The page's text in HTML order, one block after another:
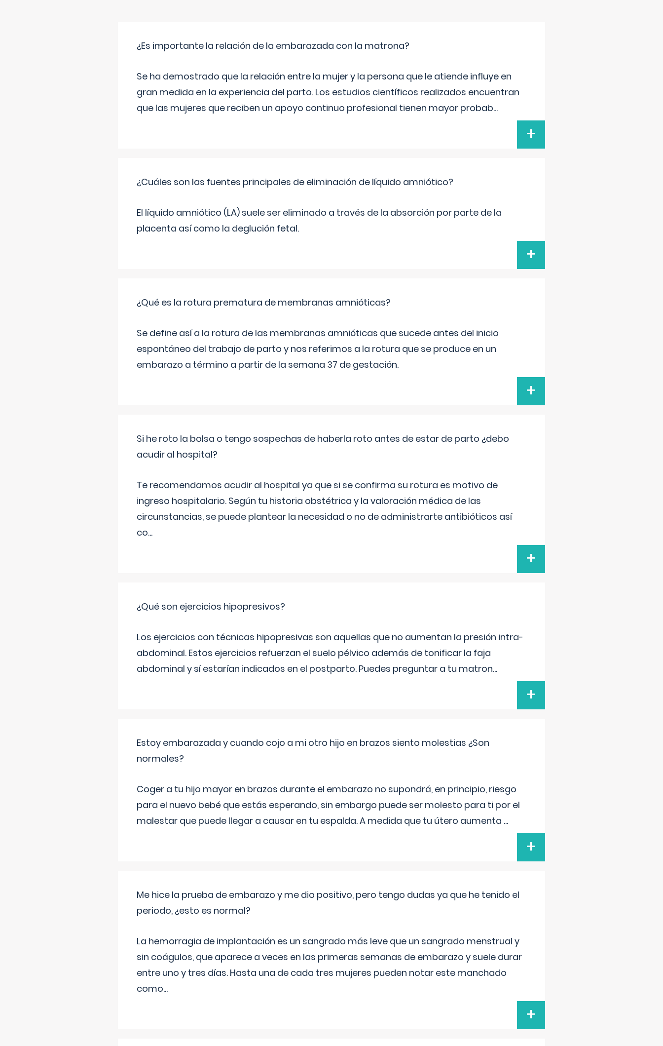
¿Es importante la relación de la embarazada con la matrona?
Se ha demostrado que la relación entre la mujer y la persona que le atiende influye en
gran medida en la experiencia del parto. Los estudios científicos realizados encuentran
que las mujeres que reciben un apoyo continuo profesional tienen mayor probab...
+
¿Cuáles son las fuentes principales de eliminación de líquido amniótico?
El líquido amniótico (LA) suele ser eliminado a través de la absorción por parte de la
placenta así como la deglución fetal.
+
¿Qué es la rotura prematura de membranas amnióticas?
Se define así a la rotura de las membranas amnióticas que sucede antes del inicio
espontáneo del trabajo de parto y nos referimos a la rotura que se produce en un
embarazo a término a partir de la semana 37 de gestación.
+
Si he roto la bolsa o tengo sospechas de haberla roto antes de estar de parto ¿debo
acudir al hospital?
Te recomendamos acudir al hospital ya que si se confirma su rotura es motivo de
ingreso hospitalario. Según tu historia obstétrica y la valoración médica de las
circunstancias, se puede plantear la necesidad o no de administrarte antibióticos así
co...
+
¿Qué son ejercicios hipopresivos?
Los ejercicios con técnicas hipopresivas son aquellas que no aumentan la presión intra-
abdominal. Estos ejercicios refuerzan el suelo pélvico además de tonificar la faja
abdominal y sí estarían indicados en el postparto. Puedes preguntar a tu matron...
+
Estoy embarazada y cuando cojo a mi otro hijo en brazos siento molestias ¿Son
normales?
Coger a tu hijo mayor en brazos durante el embarazo no supondrá, en principio, riesgo
para el nuevo bebé que estás esperando, sin embargo puede ser molesto para ti por el
malestar que puede llegar a causar en tu espalda. A medida que tu útero aumenta ...
+
Me hice la prueba de embarazo y me dio positivo, pero tengo dudas ya que he tenido el
periodo, ¿esto es normal?
La hemorragia de implantación es un sangrado más leve que un sangrado menstrual y
sin coágulos, que aparece a veces en las primeras semanas de embarazo y suele durar
entre uno y tres días. Hasta una de cada tres mujeres pueden notar este manchado
como...
+